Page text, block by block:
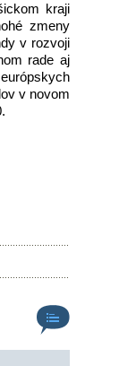
kraji
zmeny
v rozvoji
rade aj
v novom